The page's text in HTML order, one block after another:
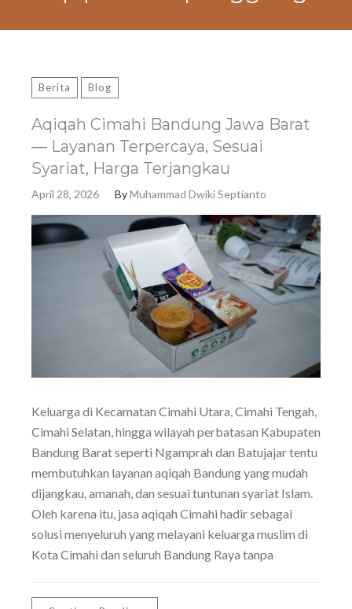
Berita Blog
Aqiqah Cimahi Bandung Jawa Barat
— Layanan Terpercaya, Sesuai
Syariat, Harga Terjangkau
April 28, 2026 ByMuhammad Dwiki Septianto
Keluarga di Kecamatan Cimahi Utara, Cimahi Tengah,
Cimahi Selatan, hingga wilayah perbatasan Kabupaten
Bandung Barat seperti Ngamprah dan Batujajar tentu
membutuhkan layanan aqiqah Bandung yang mudah
dijangkau, amanah, dan sesuai tuntunan syariat Islam.
Oleh karena itu, jasa aqiqah Cimahi hadir sebagai
solusi menyeluruh yang melayani keluarga muslim di
Kota Cimahi dan seluruh Bandung Raya tanpa